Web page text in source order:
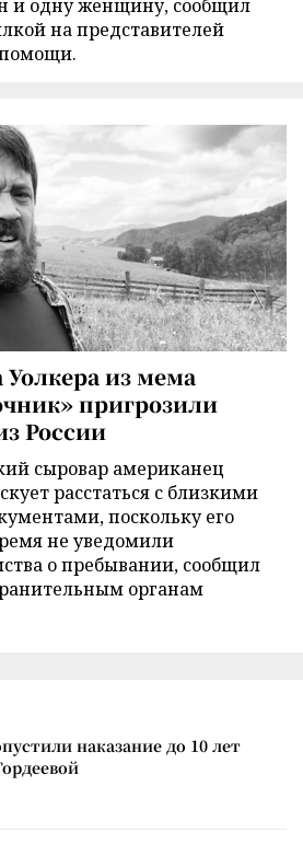
и одну женщину, сообщил
на представителей
из мема
пригрозили
России
сыровар американец
расстаться с близкими
поскольку его
не уведомили
о пребывании, сообщил
органам
наказание до 10 лет